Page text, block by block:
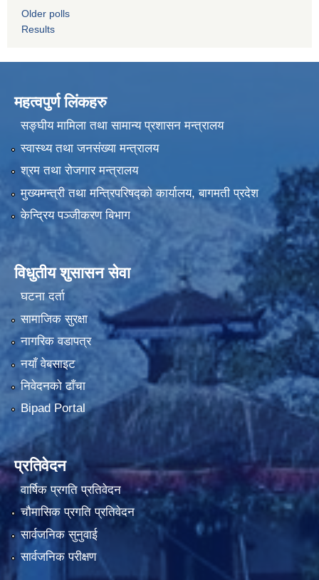
Older polls
Results
महत्वपुर्ण लिंकहरु
सङ्घीय मामिला तथा सामान्य प्रशासन मन्त्रालय
स्वास्थ्य तथा जनसंख्या मन्त्रालय
श्रम तथा रोजगार मन्त्रालय
मुख्यमन्त्री तथा मन्त्रिपरिषद्को कार्यालय, बागमती प्रदेश
केन्द्रिय पञ्जीकरण बिभाग
विधुतीय शुसासन सेवा
घटना दर्ता
सामाजिक सुरक्षा
नागरिक वडापत्र
नयाँ वेबसाइट
निवेदनको ढाँचा
Bipad Portal
प्रतिवेदन
वार्षिक प्रगति प्रतिवेदन
चौमासिक प्रगति प्रतिवेदन
सार्वजनिक सुनुवाई
सार्वजनिक परीक्षण